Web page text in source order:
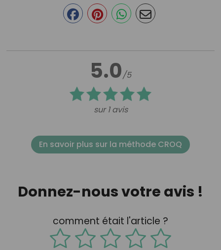
5.0/5
sur 1 avis
En savoir plus sur la méthode CROQ
Donnez-nous votre avis !
comment était l'article ?